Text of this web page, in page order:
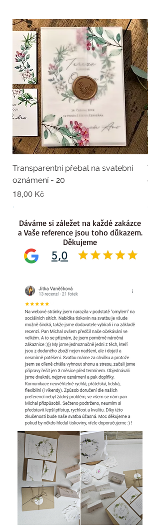
Transparentní přebal na svatební
oznámení - 20
Cena
18,00 Kč
.
5,0
Dáváme si záležet na každé zakázce
a Vaše reference jsou toho důkazem.
Děkujeme